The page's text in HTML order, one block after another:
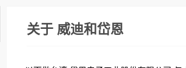
关于 威迪和岱恩